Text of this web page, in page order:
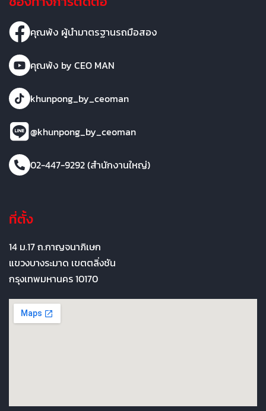
คุณพ้ง ผู้นำมาตรฐานรถมือสอง
คุณพ้ง by CEO MAN
khunpong_by_ceoman
@khunpong_by_ceoman
02-447-9292 (สำนักงานใหญ่)
ที่ตั้ง
14 ม.17 ถ.กาญจนาภิเษก
แขวงบางระมาด เขตตลิ่งชัน
กรุงเทพมหานคร 10170